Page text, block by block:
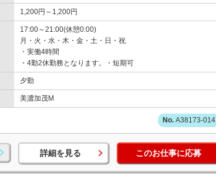
1,200円～1,200円
17:00～21:00(休憩0:00)
月・火・水・木・金・土・日・祝
・実働4時間
・4勤2休勤務となります。・短期可
夕勤
美濃加茂M
A38173-014
詳細を見る このお仕事に応募